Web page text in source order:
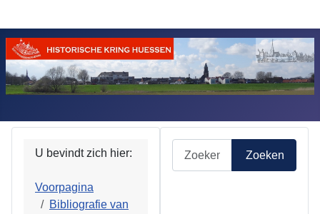
U bevindt zich hier:
Voorpagina
Bibliografie van
Zoeken